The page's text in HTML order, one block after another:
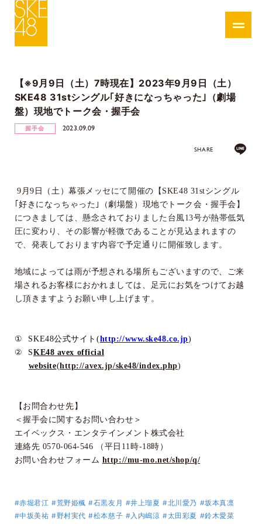
【※9月9日（土）7時現在】2023年9月9日（土）
SKE48 31stシングル｢好きになっちゃった｣（劇場
盤）現地でトーク会・握手会
握手会 2023.09.09
SHARE
9 月9 日（土）幕張メッセ にて 開催の【 SKE48 31stシングル
｢好きになっちゃった｣（劇場盤）現地でトーク会・握手会 】
につきましては、懸念されておりました台風13号が熱帯低気
圧に変わり、その影響が軽微であることが見込まれますの
で、発表しております内容で予定通りに開催致します。
地域によっては雨が予想される場所もございますので、ご来
場されるお客様におかれましては、足元にお気をつけてお越
し頂きますようお願い申し上げます。
① SKE48公式サイト(http://www.ske48.co.jp)
②
SKE48 avex official
website(http://avex.jp/ske48/index.php)
【お問合わせ先】
＜握手会に関するお問い合わせ＞
エイベックス・エンタテインメント株式会社
連絡先 0570-064-546 （平日 11 時-18時）
お問い合わせフォーム http://mu-mo.net/shop/q/
#赤堀君江 #荒野姫楓 #石黒友月 #井上瑠夏 #北川愛乃 #坂本真凛
#中坂美祐 #野村実代 #松本慈子 #入内嶋涼 #太田彩夏 #鈴木愛菜